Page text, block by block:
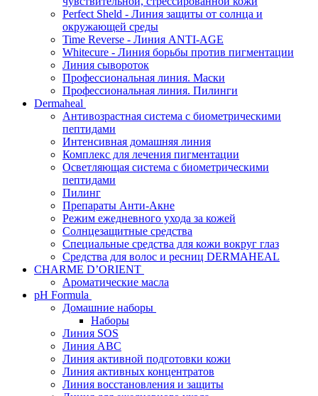
Perfect Sheld - Линия защиты от солнца и
окружающей среды
Time Reverse - Линия ANTI-AGE
Whitecure - Линия борьбы против пигментации
Линия сывороток
Профессиональная линия. Маски
Профессиональная линия. Пилинги
Dermaheal
Антивозрастная система с биометрическими
пептидами
Интенсивная домашняя линия
Комплекс для лечения пигментации
Осветляющая система с биометрическими
пептидами
Пилинг
Препараты Анти-Акне
Режим ежедневного ухода за кожей
Солнцезащитные средства
Специальные средства для кожи вокруг глаз
Средства для волос и ресниц DERMAHEAL
CHARME D’ORIENT
Ароматические масла
pH Formula
Домашние наборы
Наборы
Линия SOS
Линия АВС
Линия активной подготовки кожи
Линия активных концентратов
Линия восстановления и защиты